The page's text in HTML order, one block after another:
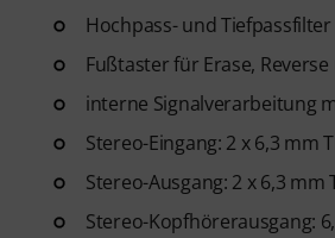
Hochpass- und
Fußtaster für Erase,
interne Signalverarbeitung
Stereo-Eingang: 2 x 6,3 mm
Stereo-Ausgang: 2 x 6,3 mm
Stereo-Kopfhörerausgang: